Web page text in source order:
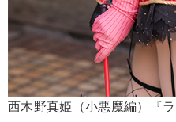
西木野真姫（小悪魔編）『